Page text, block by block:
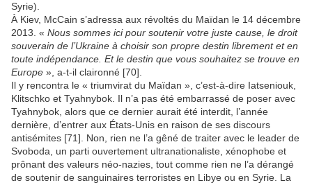
Syrie).
À Kiev, McCain s’adressa aux révoltés du Maïdan le 14 décembre
2013. « Nous sommes ici pour soutenir votre juste cause, le droit
souverain de l’Ukraine à choisir son propre destin librement et en
toute indépendance. Et le destin que vous souhaitez se trouve en
Europe », a-t-il claironné [70].
Il y rencontra le « triumvirat du Maïdan », c’est-à-dire Iatseniouk,
Klitschko et Tyahnybok. Il n’a pas été embarrassé de poser avec
Tyahnybok, alors que ce dernier aurait été interdit, l’année
dernière, d’entrer aux États-Unis en raison de ses discours
antisémites [71]. Non, rien ne l’a gêné de traiter avec le leader de
Svoboda, un parti ouvertement ultranationaliste, xénophobe et
prônant des valeurs néo-nazies, tout comme rien ne l’a dérangé
de soutenir de sanguinaires terroristes en Libye ou en Syrie. La